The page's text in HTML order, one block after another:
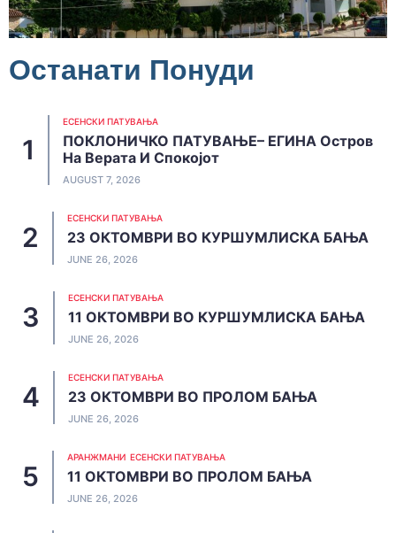
Останати Понуди
ЕСЕНСКИ ПАТУВАЊА
ПОКЛОНИЧКО ПАТУВАЊЕ– ЕГИНА Остров
На Верата И Спокојот
AUGUST 7, 2026
ЕСЕНСКИ ПАТУВАЊА
23 ОКТОМВРИ ВО КУРШУМЛИСКА БАЊА
JUNE 26, 2026
ЕСЕНСКИ ПАТУВАЊА
11 ОКТОМВРИ ВО КУРШУМЛИСКА БАЊА
JUNE 26, 2026
ЕСЕНСКИ ПАТУВАЊА
23 ОКТОМВРИ ВО ПРОЛОМ БАЊА
JUNE 26, 2026
АРАНЖМАНИ ЕСЕНСКИ ПАТУВАЊА
11 ОКТОМВРИ ВО ПРОЛОМ БАЊА
JUNE 26, 2026